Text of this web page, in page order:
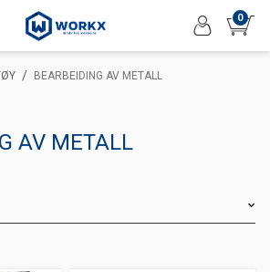
0
/ BEARBEIDING AV METALL
AV METALL